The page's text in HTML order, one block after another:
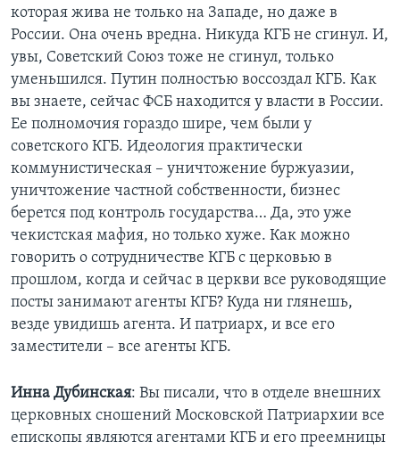
СОЦИАЛЬНЫЕ СЕТИ
Языки
которая жива не только на Западе, но даже в
России. Она очень вредна. Никуда КГБ не сгинул. И,
увы, Советский Союз тоже не сгинул, только
уменьшился. Путин полностью воссоздал КГБ. Как
вы знаете, сейчас ФСБ находится у власти в России.
Ее полномочия гораздо шире, чем были у
советского КГБ. Идеология практически
коммунистическая – уничтожение буржуазии,
уничтожение частной собственности, бизнес
берется под контроль государства… Да, это уже
чекистская мафия, но только хуже. Как можно
говорить о сотрудничестве КГБ с церковью в
прошлом, когда и сейчас в церкви все руководящие
посты занимают агенты КГБ? Куда ни глянешь,
везде увидишь агента. И патриарх, и все его
заместители – все агенты КГБ.
Инна Дубинская: Вы писали, что в отделе внешних
церковных сношений Московской Патриархии все
епископы являются агентами КГБ и его преемницы